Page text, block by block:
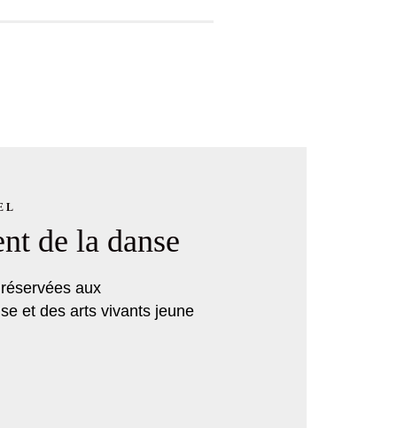
de la danse
aux
et des arts vivants jeune